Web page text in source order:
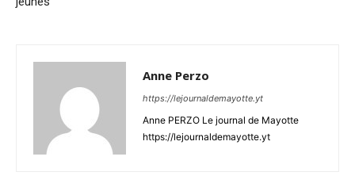
Anne Perzo
https://lejournaldemayotte.yt
Anne PERZO Le journal de Mayotte
https://lejournaldemayotte.yt